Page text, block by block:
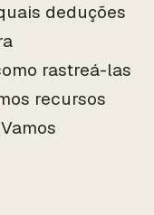
deduções
rastreá-las
recursos